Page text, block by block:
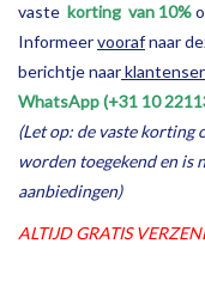
vaste korting van 10%
Informeervoorafnaar
berichtje naar
WhatsApp (+31 10
(Let op: de vaste korting
worden toegekend en is
aanbiedingen)
ALTIJD GRATIS